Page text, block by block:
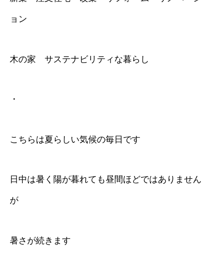
ョン
木の家 サステナビリティな暮らし
・
こちらは夏らしい気候の毎日です
日中は暑く陽が暮れても昼間ほどではありません
が
暑さが続きます